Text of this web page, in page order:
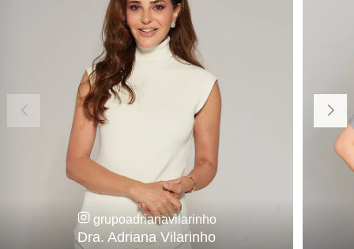
grupoadrianavilarinho
Dra. Adriana Vilarinho